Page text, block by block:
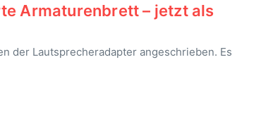
Armaturenbrett – jetzt als
der Lautsprecheradapter angeschrieben. Es